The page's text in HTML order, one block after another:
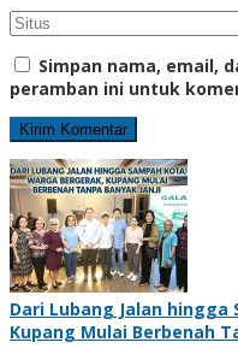
Simpan nama, email,
peramban ini untuk
Dari Lubang Jalan hingga
Kupang Mulai Berbenah